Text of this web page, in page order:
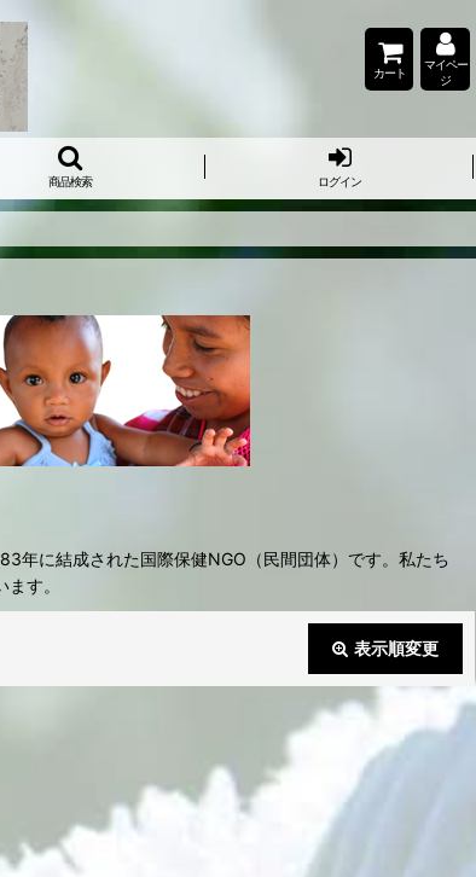
カート
マイペー
ジ
商品検索 ログイン
年に結成された国際保健NGO（民間団体）です。私たち
す。
表示順変更